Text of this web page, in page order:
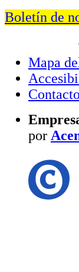
Boletín de
Mapa
Contacto
por